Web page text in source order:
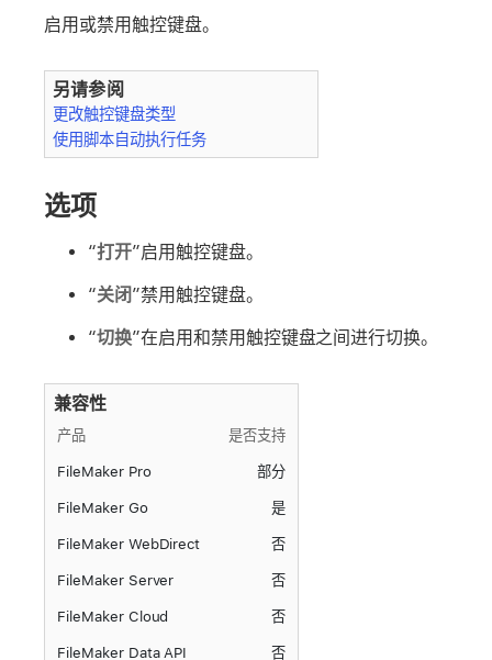
启用或禁用触控键盘。
另请参阅
更改触控键盘类型
使用脚本自动执行任务
选项
“打开”启用触控键盘。
“关闭”禁用触控键盘。
“切换”在启用和禁用触控键盘之间进行切换。
兼容性
产品 是否支持
FileMaker Pro 部分
FileMaker Go 是
FileMaker WebDirect 否
FileMaker Server 否
FileMaker Cloud 否
FileMaker Data API 否